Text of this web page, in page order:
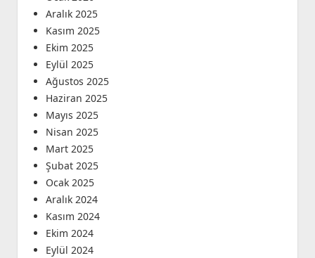
Aralık 2025
Kasım 2025
Ekim 2025
Eylül 2025
Ağustos 2025
Haziran 2025
Mayıs 2025
Nisan 2025
Mart 2025
Şubat 2025
Ocak 2025
Aralık 2024
Kasım 2024
Ekim 2024
Eylül 2024